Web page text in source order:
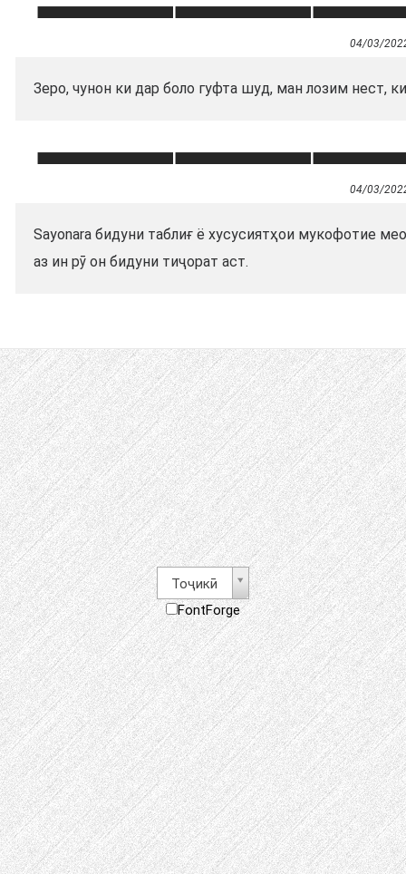
04/03/
Зеро, чунон ки дар боло гуфта шуд, ман лозим нест,
04/03/
Sayonara бидуни таблиғ ё хусусиятҳои мукофотие
аз ин рӯ он бидуни тиҷорат аст.
Тоҷикӣ
FontForge